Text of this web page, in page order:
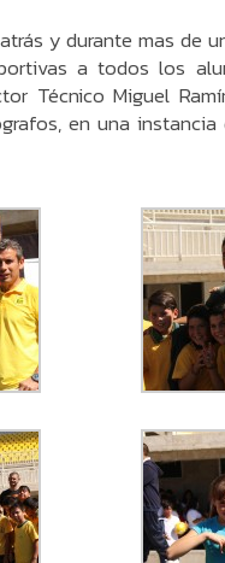
y durante mas de
a todos los
Técnico Miguel
en una